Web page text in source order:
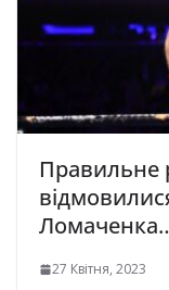
Правильне
27 Квітня, 2023